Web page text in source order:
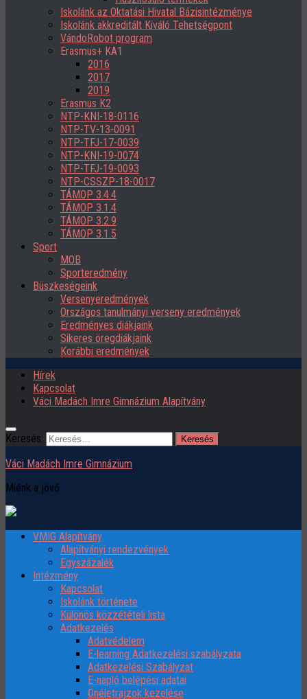
Iskolánk az Oktatási Hivatal Bázisintézménye
Iskolánk akkreditált Kiváló Tehetségpont
VándoRobot program
Erasmus+ KA1
2016
2017
2019
Erasmus K2
NTP-KNI-18-0116
NTP-TV-13-0091
NTP-TFJ-17-0039
NTP-KNI-19-0074
NTP-TFJ-19-0093
NTP-CSSZP-18-0017
TÁMOP 3.4.4
TÁMOP 3.1.4
TÁMOP 3.2.9
TÁMOP 3.1.5
Sport
MOB
Sporteredmény
Büszkeségeink
Versenyeredmények
Országos tanulmányi verseny eredmények
Eredményes diákjaink
Sikeres öregdiákjaink
Korábbi eredmények
Hírek
Kapcsolat
Váci Madách Imre Gimnázium Alapítvány
Keresés:
Váci Madách Imre Gimnázium
Miénk a jövő
VMIG Alapítvány
Alapítványi rendezvények
Egyszázalék
Intézmény
Kapcsolat
Iskolánk története
Különös közzétételi lista
Adatkezelés
Adatvédelem
E-learning Adatkezelési szabályzata
Adatkezelési Szabályzat
E-napló belépési adatai
Önéletrajzok kezelése